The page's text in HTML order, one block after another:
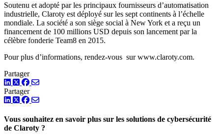
Soutenu et adopté par les principaux fournisseurs d’automatisation
industrielle, Claroty est déployé sur les sept continents à l’échelle
mondiale. La société a son siège social à New York et a reçu un
financement de 100 millions USD depuis son lancement par la
célèbre fonderie Team8 en 2015.
Pour plus d’informations, rendez-vous sur www.claroty.com.
Partager
LinkedIn
TwitterFacebook
Partager
LinkedIn
TwitterFacebook
Vous souhaitez en savoir plus sur les solutions de cybersécurité
de Claroty ?